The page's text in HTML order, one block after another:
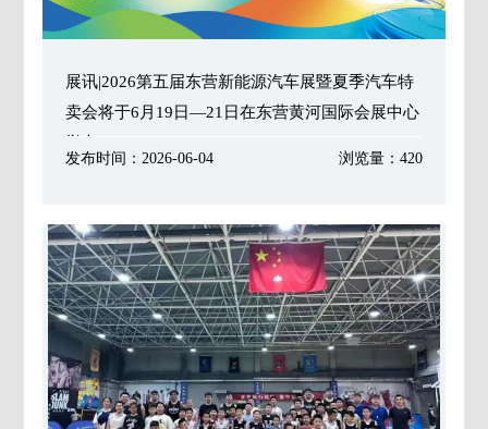
展讯|2026第五届东营新能源汽车展暨夏季汽车特
卖会将于6月19日—21日在东营黄河国际会展中心
发布时间：2026-06-04 浏览量：420